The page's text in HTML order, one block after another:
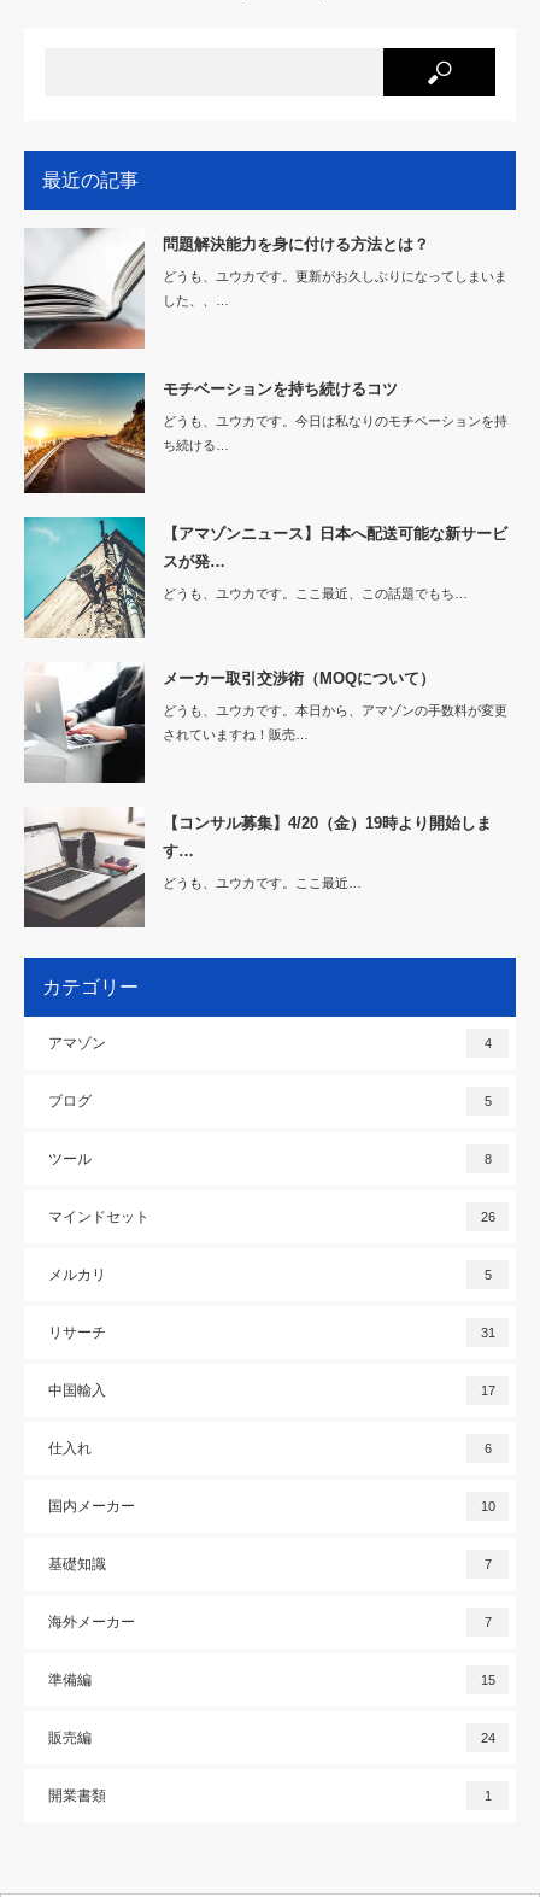
最近の記事
問題解決能力を身に付ける方法とは？
どうも、ユウカです。更新がお久しぶりになってしまいま
した、、…
モチベーションを持ち続けるコツ
どうも、ユウカです。今日は私なりのモチベーションを持
ち続ける…
【アマゾンニュース】日本へ配送可能な新サービ
スが発…
どうも、ユウカです。ここ最近、この話題でもち…
メーカー取引交渉術（MOQについて）
どうも、ユウカです。本日から、アマゾンの手数料が変更
されていますね！販売…
【コンサル募集】4/20（金）19時より開始しま
す…
どうも、ユウカです。ここ最近…
カテゴリー
アマゾン 4
ブログ 5
ツール 8
マインドセット 26
メルカリ 5
リサーチ 31
中国輸入 17
仕入れ 6
国内メーカー 10
基礎知識 7
海外メーカー 7
準備編 15
販売編 24
開業書類 1